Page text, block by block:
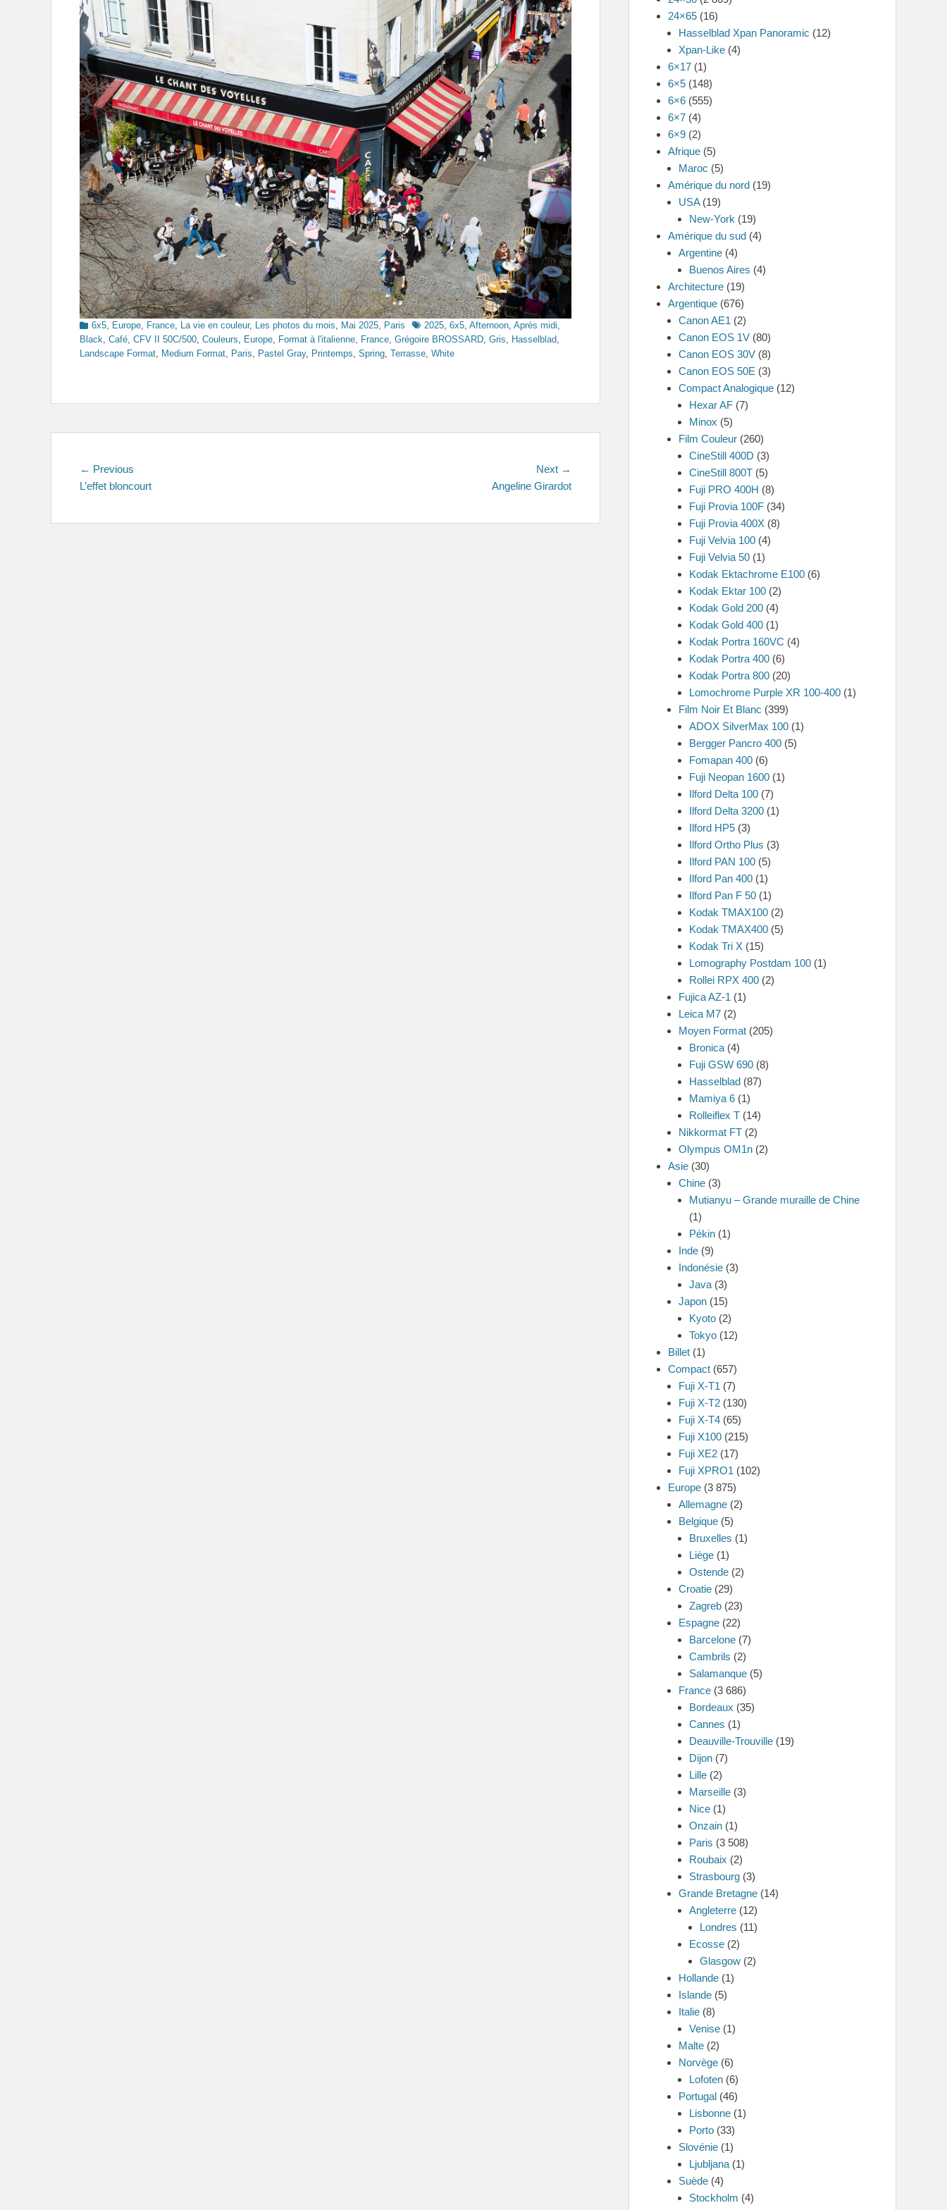
Categories
6x5, Europe, France, La vie en couleur, Les photos du mois, Mai 2025, Paris Tags2025, 6x5, Afternoon, Après midi,
Black, Café, CFV II 50C/500, Couleurs, Europe, Format à l'italienne, France, Grégoire BROSSARD, Gris, Hasselblad,
Landscape Format, Medium Format, Paris, Pastel Gray, Printemps, Spring, Terrasse, White
Navigation
de
l’article
← Previous
post:
L’effet bloncourt
Next →
post:
Angeline Girardot
24×65 (16)
Hasselblad Xpan Panoramic (12)
Xpan-Like (4)
6×17 (1)
6×5 (148)
6×6 (555)
6×7 (4)
6×9 (2)
Afrique (5)
Maroc (5)
Amérique du nord (19)
USA(19)
New-York (19)
Amérique du sud (4)
Argentine (4)
Buenos Aires (4)
Architecture (19)
Argentique (676)
Canon AE1 (2)
Canon EOS 1V (80)
Canon EOS 30V (8)
Canon EOS 50E (3)
Compact Analogique (12)
Hexar AF (7)
Minox (5)
Film Couleur (260)
CineStill 400D (3)
CineStill 800T (5)
Fuji PRO 400H (8)
Fuji Provia 100F (34)
Fuji Provia 400X (8)
Fuji Velvia 100 (4)
Fuji Velvia 50 (1)
Kodak Ektachrome E100 (6)
Kodak Ektar 100 (2)
Kodak Gold 200 (4)
Kodak Gold 400 (1)
Kodak Portra 160VC (4)
Kodak Portra 400 (6)
Kodak Portra 800 (20)
Lomochrome Purple XR 100-400 (1)
Film Noir Et Blanc (399)
ADOX SilverMax 100 (1)
Bergger Pancro 400 (5)
Fomapan 400 (6)
Fuji Neopan 1600 (1)
Ilford Delta 100 (7)
Ilford Delta 3200 (1)
Ilford HP5 (3)
Ilford Ortho Plus (3)
Ilford PAN 100 (5)
Ilford Pan 400 (1)
Ilford Pan F 50 (1)
Kodak TMAX100 (2)
Kodak TMAX400 (5)
Kodak Tri X (15)
Lomography Postdam 100 (1)
Rollei RPX 400 (2)
Fujica AZ-1 (1)
Leica M7 (2)
Moyen Format (205)
Bronica (4)
Fuji GSW 690 (8)
Hasselblad (87)
Mamiya 6 (1)
Rolleiflex T (14)
Nikkormat FT (2)
Olympus OM1n (2)
Asie (30)
Chine (3)
Mutianyu – Grande muraille de Chine
(1)
Pékin (1)
Inde (9)
Indonésie (3)
Java (3)
Japon (15)
Kyoto (2)
Tokyo (12)
Billet (1)
Compact (657)
Fuji X-T1 (7)
Fuji X-T2 (130)
Fuji X-T4 (65)
Fuji X100 (215)
Fuji XE2 (17)
Fuji XPRO1 (102)
Europe (3 875)
Allemagne (2)
Belgique (5)
Bruxelles (1)
Liège (1)
Ostende (2)
Croatie (29)
Zagreb (23)
Espagne (22)
Barcelone (7)
Cambrils (2)
Salamanque (5)
France (3 686)
Bordeaux (35)
Cannes (1)
Deauville-Trouville (19)
Dijon (7)
Lille (2)
Marseille (3)
Nice (1)
Onzain (1)
Paris (3 508)
Roubaix (2)
Strasbourg (3)
Grande Bretagne (14)
Angleterre (12)
Londres (11)
Ecosse (2)
Glasgow (2)
Hollande (1)
Islande (5)
Italie (8)
Venise (1)
Malte (2)
Norvège (6)
Lofoten (6)
Portugal (46)
Lisbonne (1)
Porto (33)
Slovénie (1)
Ljubljana (1)
Suède (4)
Stockholm (4)